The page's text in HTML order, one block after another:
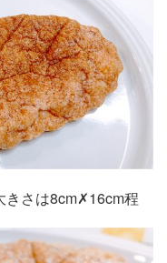
きさは8cm✗16cm程